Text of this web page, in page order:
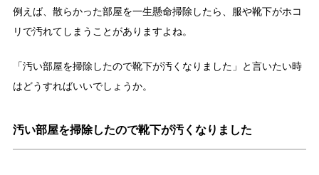
例えば、散らかった部屋を一生懸命掃除したら、服や靴下がホコ
リで汚れてしまうことがありますよね。
「汚い部屋を掃除したので靴下が汚くなりました」と言いたい時
はどうすればいいでしょうか。
汚い部屋を掃除したので靴下が汚くなりました